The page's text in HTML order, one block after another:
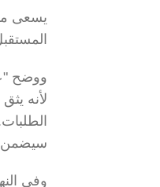
سيضمن